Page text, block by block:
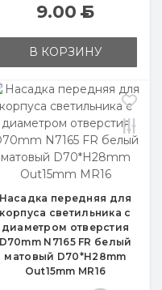
9.00Б
В КОРЗИНУ
Насадка передняя для
корпуса светильника с
диаметром отверстия
D70mm N7165 FR белый
матовый D70*H28mm
Out15mm MR16